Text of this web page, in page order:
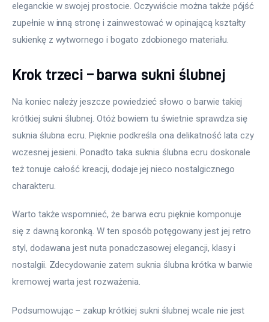
eleganckie w swojej prostocie. Oczywiście można także pójść
zupełnie w inną stronę i zainwestować w opinającą kształty
sukienkę z wytwornego i bogato zdobionego materiału.
Krok trzeci – barwa sukni ślubnej
Na koniec należy jeszcze powiedzieć słowo o barwie takiej
krótkiej sukni ślubnej. Otóż bowiem tu świetnie sprawdza się
suknia ślubna ecru. Pięknie podkreśla ona delikatność lata czy
wczesnej jesieni. Ponadto taka suknia ślubna ecru doskonale
też tonuje całość kreacji, dodaje jej nieco nostalgicznego
charakteru.
Warto także wspomnieć, że barwa ecru pięknie komponuje
się z dawną koronką. W ten sposób potęgowany jest jej retro
styl, dodawana jest nuta ponadczasowej elegancji, klasy i
nostalgii. Zdecydowanie zatem suknia ślubna krótka w barwie
kremowej warta jest rozważenia.
Podsumowując – zakup krótkiej sukni ślubnej wcale nie jest